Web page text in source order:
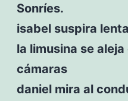
Sonríes.
isabel suspira
la limusina se
cámaras
daniel mira al